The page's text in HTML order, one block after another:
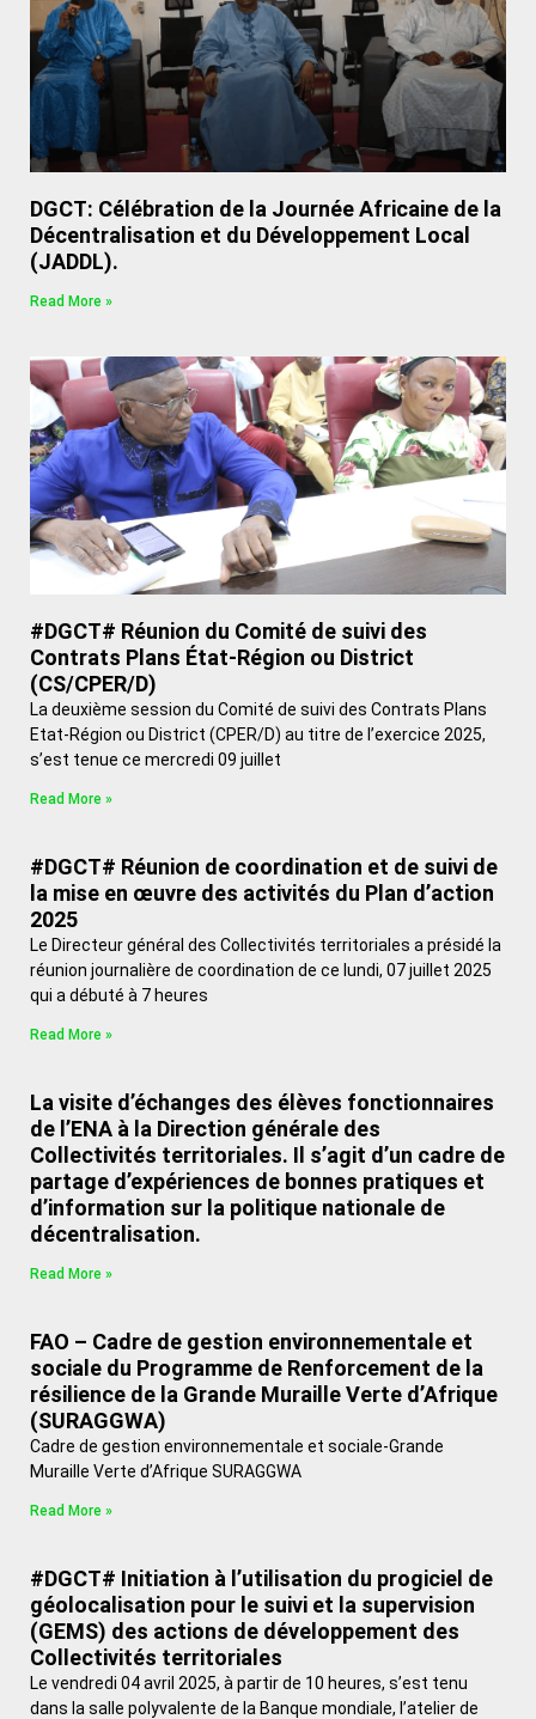
DGCT: Célébration de la Journée Africaine de la
Décentralisation et du Développement Local
(JADDL).
Read More »
#DGCT# Réunion du Comité de suivi des
Contrats Plans État-Région ou District
(CS/CPER/D)
La deuxième session du Comité de suivi des Contrats Plans
Etat-Région ou District (CPER/D) au titre de l’exercice 2025,
s’est tenue ce mercredi 09 juillet
Read More »
#DGCT# Réunion de coordination et de suivi de
la mise en œuvre des activités du Plan d’action
2025
Le Directeur général des Collectivités territoriales a présidé la
réunion journalière de coordination de ce lundi, 07 juillet 2025
qui a débuté à 7 heures
Read More »
La visite d’échanges des élèves fonctionnaires
de l’ENA à la Direction générale des
Collectivités territoriales. Il s’agit d’un cadre de
partage d’expériences de bonnes pratiques et
d’information sur la politique nationale de
décentralisation.
Read More »
FAO – Cadre de gestion environnementale et
sociale du Programme de Renforcement de la
résilience de la Grande Muraille Verte d’Afrique
(SURAGGWA)
Cadre de gestion environnementale et sociale-Grande
Muraille Verte d’Afrique SURAGGWA
Read More »
#DGCT# Initiation à l’utilisation du progiciel de
géolocalisation pour le suivi et la supervision
(GEMS) des actions de développement des
Collectivités territoriales
Le vendredi 04 avril 2025, à partir de 10 heures, s’est tenu
dans la salle polyvalente de la Banque mondiale, l’atelier de